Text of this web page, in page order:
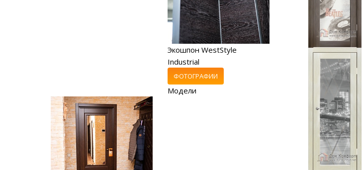
Экошпон WestStyle
Industrial
ФОТОГРАФИИ
Модели